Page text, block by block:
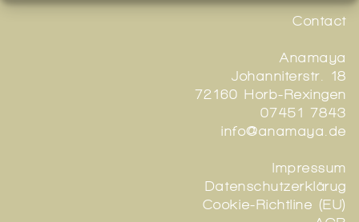
Contact
Anamaya
Johanniterstr. 18
72160 Horb-Rexingen
07451 7843
info@anamaya.de
Impressum
Datenschutzerklärug
Cookie-Richtline (EU)